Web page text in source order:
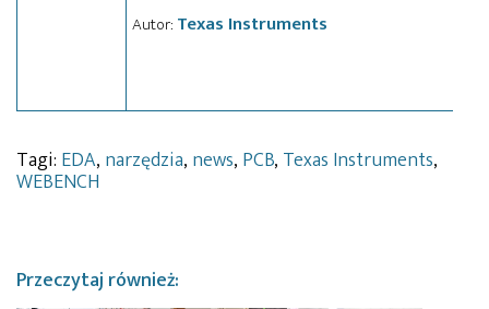
Autor: Texas Instruments
Tagi: EDA, narzędzia, news, PCB, Texas Instruments,
WEBENCH
Przeczytaj również: